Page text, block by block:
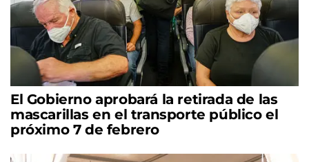
El Gobierno aprobará la retirada de las
mascarillas en el transporte público el
próximo 7 de febrero